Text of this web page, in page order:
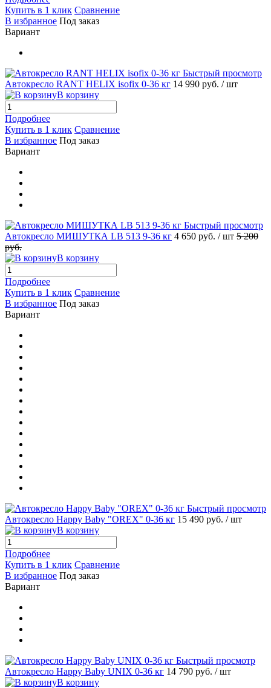
Купить в 1 клик Сравнение
В избранное Под заказ
Вариант
Быстрый просмотр
Автокресло RANT HELIX isofix 0-36 кг 14 990 руб. / шт
В корзину
Подробнее
Купить в 1 клик Сравнение
В избранное Под заказ
Вариант
Быстрый просмотр
Автокресло МИШУТКА LB 513 9-36 кг 4 650 руб. / шт 5 200
руб.
В корзину
Подробнее
Купить в 1 клик Сравнение
В избранное Под заказ
Вариант
Быстрый просмотр
Автокресло Happy Baby "OREX" 0-36 кг 15 490 руб. / шт
В корзину
Подробнее
Купить в 1 клик Сравнение
В избранное Под заказ
Вариант
Быстрый просмотр
Автокресло Happy Baby UNIX 0-36 кг 14 790 руб. / шт
В корзину